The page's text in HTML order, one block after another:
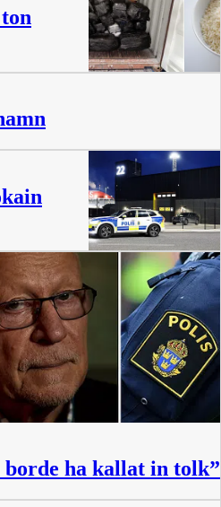
borde ha kallat in tolk”